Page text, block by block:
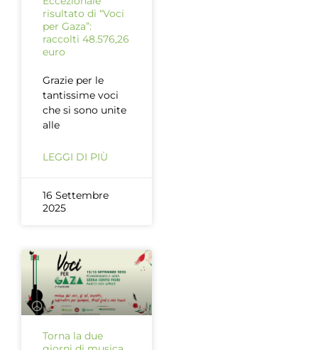
risultato di “Voci
per Gaza”:
raccolti 48.576,26
euro
Grazie per le
tantissime voci
che si sono unite
alle
LEGGI DI PIÙ
16 Settembre
2025
Torna la due